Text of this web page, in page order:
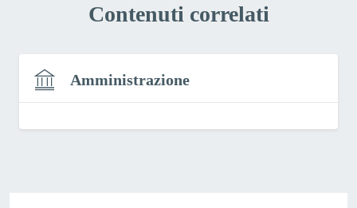
Contenuti correlati
Amministrazione